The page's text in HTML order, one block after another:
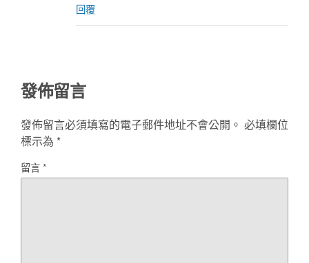
回覆
發佈留言
發佈留言必須填寫的電子郵件地址不會公開。 必填欄位
標示為 *
留言*